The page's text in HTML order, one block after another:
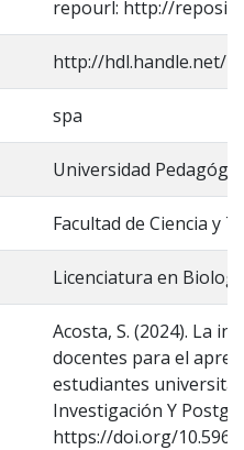
repourl: http://
http://hdl.handle.net/
spa
Universidad
Facultad de Ciencia y
Licenciatura en
Acosta, S. (2024). La
docentes para el
estudiantes
Investigación Y
https://doi.org/